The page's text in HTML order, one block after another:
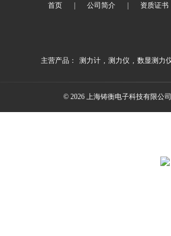
首页 公司简介 资质证书
主营产品： 测力计 , 测力仪 , 数显测力
© 2026 上海铸衡电子科技有限公